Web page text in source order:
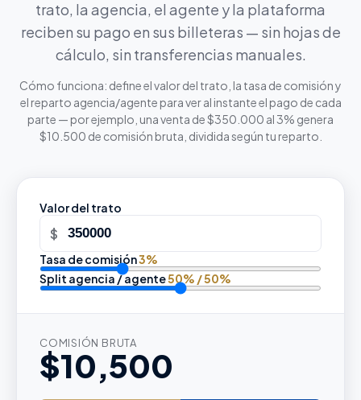
trato, la agencia, el agente y la plataforma
reciben su pago en sus billeteras — sin hojas de
cálculo, sin transferencias manuales.
Cómo funciona: define el valor del trato, la tasa de comisión y
el reparto agencia/agente para ver al instante el pago de cada
parte — por ejemplo, una venta de $350.000 al 3% genera
$10.500 de comisión bruta, dividida según tu reparto.
Valor del trato
$
Tasa de comisión3%
Split agencia / agente50% /50%
COMISIÓN BRUTA
$10,500